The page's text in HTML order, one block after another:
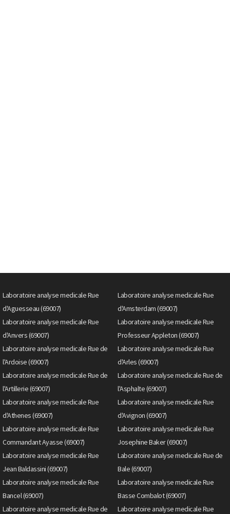
Laboratoire analyse medicale Rue
d'Aguesseau (69007)
Laboratoire analyse medicale Rue
d'Amsterdam (69007)
Laboratoire analyse medicale Rue
d'Anvers (69007)
Laboratoire analyse medicale Rue
Professeur Appleton (69007)
Laboratoire analyse medicale Rue de
l'Ardoise (69007)
Laboratoire analyse medicale Rue
d'Arles (69007)
Laboratoire analyse medicale Rue de
l'Artillerie (69007)
Laboratoire analyse medicale Rue de
l'Asphalte (69007)
Laboratoire analyse medicale Rue
d'Athenes (69007)
Laboratoire analyse medicale Rue
d'Avignon (69007)
Laboratoire analyse medicale Rue
Commandant Ayasse (69007)
Laboratoire analyse medicale Rue
Josephine Baker (69007)
Laboratoire analyse medicale Rue
Jean Baldassini (69007)
Laboratoire analyse medicale Rue de
Bale (69007)
Laboratoire analyse medicale Rue
Bancel (69007)
Laboratoire analyse medicale Rue
Basse Combalot (69007)
Laboratoire analyse medicale Rue de
Laboratoire analyse medicale Rue